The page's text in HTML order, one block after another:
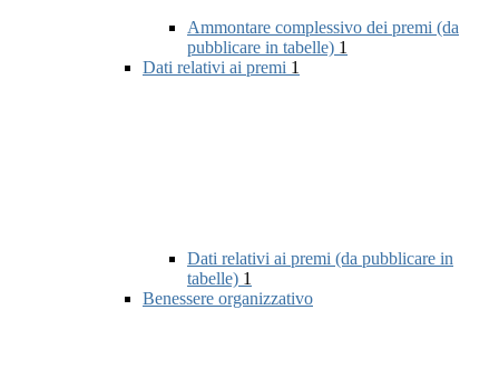
Ammontare complessivo dei premi (da
pubblicare in tabelle) 1
Dati relativi ai premi 1
Dati relativi ai premi (da pubblicare in
tabelle) 1
Benessere organizzativo